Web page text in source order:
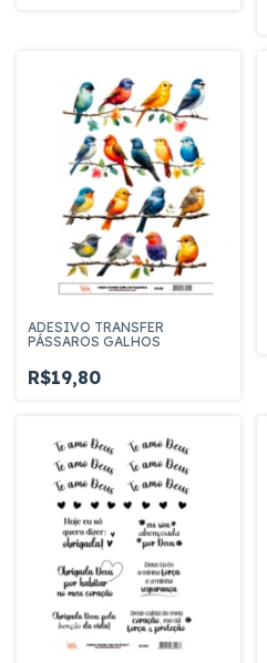
ADESIVO TRANSFER
PÁSSAROS GALHOS
R$19,80